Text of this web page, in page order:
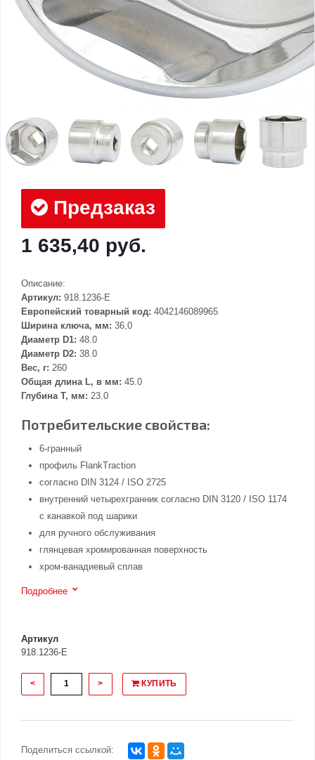
Предзаказ
1 635,40 руб.
Описание:
Артикул: 918.1236-E
Европейский товарный код: 4042146089965
Ширина ключа, мм: 36,0
Диаметр D1: 48.0
Диаметр D2: 38.0
Вес, г: 260
Общая длина L, в мм: 45.0
Глубина Т, мм: 23.0
Потребительские свойства:
6-гранный
профиль FlankTraction
согласно DIN 3124 / ISO 2725
внутренний четырехгранник согласно DIN 3120 / ISO 1174
с канавкой под шарики
для ручного обслуживания
глянцевая хромированная поверхность
хром-ванадиевый сплав
Подробнее
Артикул
918.1236-E
< > КУПИТЬ
Поделиться ссылкой: